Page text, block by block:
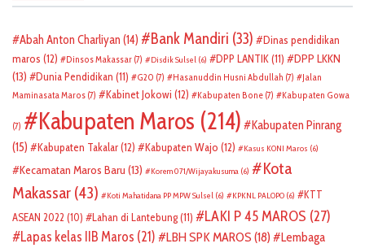
Abah Anton Charliyan (14) Bank Mandiri (33)
Dinas pendidikan
maros (12) Dinsos Makassar (7) Disdik Sulsel (6) DPP LANTIK(11)
DPP LKKN
(13)
Dunia Pendidikan (11) G20 (7) Hasanuddin Husni Abdullah (7)
Jalan
Maminasata Maros (7) Kabinet Jokowi (12) Kabupaten Bone (7) Kabupaten Gowa
(7) Kabupaten Maros (214)
Kabupaten Pinrang
(15)
Kabupaten Takalar(12) Kabupaten Wajo (12) Kasus KONI Maros (6)
Kecamatan Maros Baru (13) Korem 071/Wijayakusuma (6)
Kota
Makassar (43) Koti Mahatidana PP MPW Sulsel (6) KPKNL PALOPO (6)
KTT
ASEAN 2022 (10) Lahan di Lantebung(11) LAKI P 45 MAROS (27)
Lapas kelas IIB Maros (21) LBH SPK MAROS (18)
Lembaga